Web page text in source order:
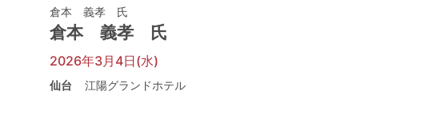
倉本 義孝 氏
倉本 義孝 氏
2026年3月4日(水)
仙台 江陽グランドホテル